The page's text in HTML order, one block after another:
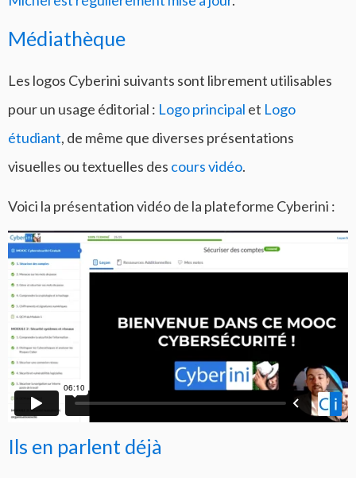
Médiathèque
Les logos Cyberini suivants sont librement utilisables
pour un usage éditorial : Logo principal et Logo
étudiant, de même que diverses présentations
visuelles ou textuelles des cours vidéo.
Voici la présentation vidéo de la plateforme Cyberini :
Ils en parlent déjà